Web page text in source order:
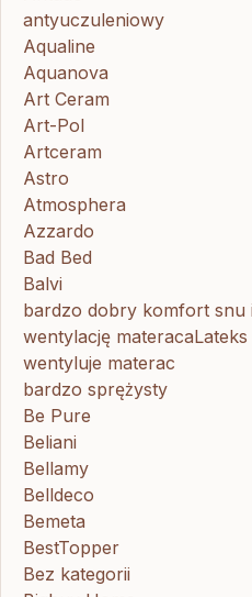
antyuczuleniowy
Aqualine
Aquanova
Art Ceram
Art-Pol
Artceram
Astro
Atmosphera
Azzardo
Bad Bed
Balvi
bardzo dobry komfort snu
wentylację
wentyluje materac
bardzo sprężysty
Be Pure
Beliani
Bellamy
Belldeco
Bemeta
BestTopper
Bez kategorii